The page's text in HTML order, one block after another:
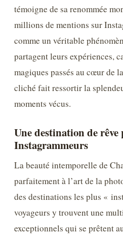
témoigne de sa renommée
millions de mentions sur
comme un véritable
partagent leurs expériences,
magiques passés au cœur de
cliché fait ressortir la
moments vécus.
Une destination de rêve
Instagrammeurs
La beauté intemporelle de
parfaitement à l’art de la
des destinations les plus «
voyageurs y trouvent une
exceptionnels qui se prêtent